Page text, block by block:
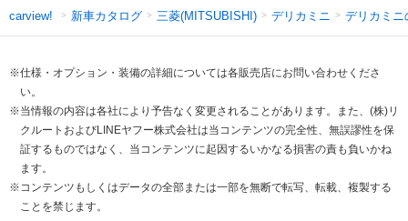
carview! 新車カタログ 三菱(MITSUBISHI) デリカミニ デリカミニ
※仕様・オプション・装備の詳細については各販売店にお問い合わせくださ
い。
※当情報の内容は各社により予告なく変更されることがあります。また、(株)リ
クルートおよびLINEヤフー株式会社は当コンテンツの完全性、無誤謬性を保
証するものではなく、当コンテンツに起因するいかなる損害の責も負いかね
ます。
※コンテンツもしくはデータの全部または一部を無断で転写、転載、複製する
ことを禁じます。